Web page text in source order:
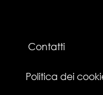
Contatti
Politica dei